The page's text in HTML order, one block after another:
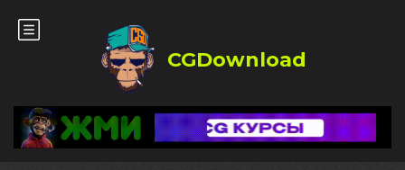
CGDownload